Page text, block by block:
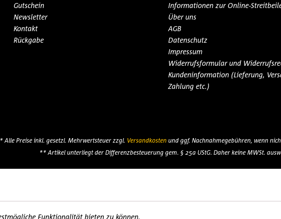
Gutschein
Newsletter
Kontakt
Rückgabe
Informationen zur Online-
Über uns
AGB
Datenschutz
Impressum
Widerrufsformular und
Kundeninformation (Lieferung,
Zahlung etc.)
* Alle Preise inkl. gesetzl. Mehrwertsteuer zzgl. Versandkosten und ggf. Nachnahmegebühren, wenn
** Artikel unterliegt der Differenzbesteuerung gem. § 25a UStG. Daher keine MWSt.
Funktionalität bieten zu können.